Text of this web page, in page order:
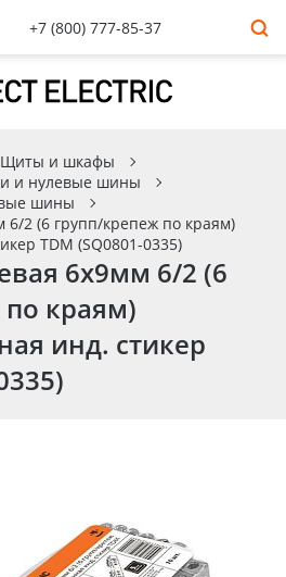
+7 (800) 777-85-37
Щиты и шкафы
и нулевые шины
шины
2 (6 групп/крепеж по краям)
TDM (SQ0801-0335)
6х9мм 6/2 (6
краям)
инд. стикер